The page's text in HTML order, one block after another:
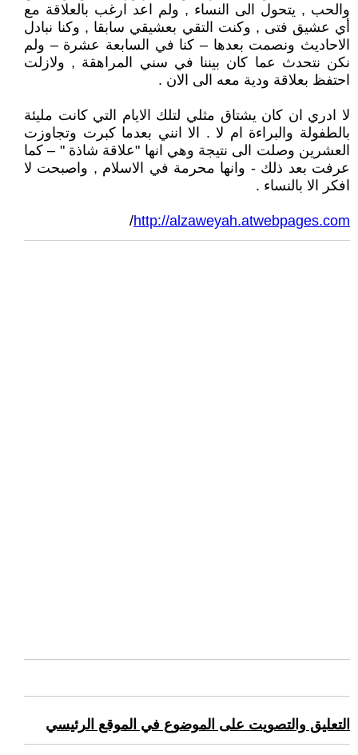
والحب , يتحول الى النساء , ولم اعد ارغب بالعلاقة مع
أي عشيق فتى , وكنت التقي بعشيقي سابقا , وكنا نبادل
الاحاديث ونصمت بعدها – كنا في السابعة عشرة – ولم
نكن نتحدث عما كان بيننا في سني المراهقة , ولازلت
احتفظ بعلاقة ودية معه الى الان .
لا ادري ان كان يشتاق مثلي لتلك الايام التي كانت مليئة
بالطفولة والبراءة ام لا . الا انني بعدما كبرت وتجاوزت
العشرين وصلت الى نتيجة وهي انها "علاقة شاذة " – كما
عرفت بعد ذلك - وانها محرمة في الاسلام , واصبحت لا
افكر الا بالنساء .
http://alzaweyah.atwebpages.com
/
التعليق والتصويت على الموضوع في الموقع الرئيسي